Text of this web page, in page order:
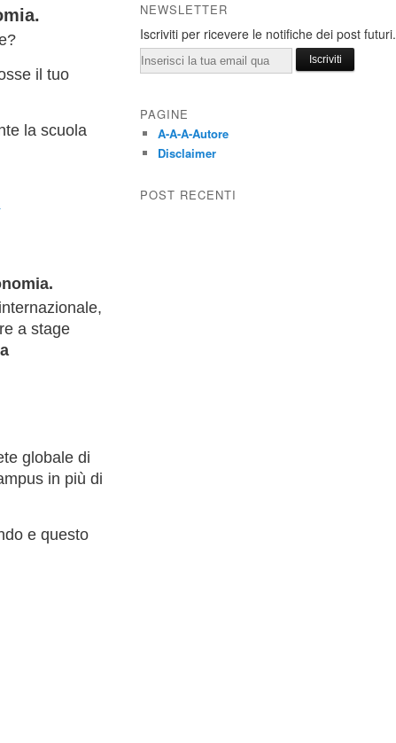
il tuo
la scuola
a stage
globale di
in più di
e questo
NEWSLETTER
Iscriviti per ricevere le notifiche dei post futuri.
Email
PAGINE
A-A-A-Autore
Disclaimer
POST RECENTI